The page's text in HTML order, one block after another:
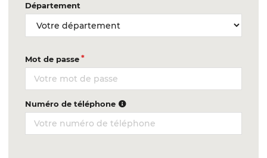
Département
Mot de passe
Numéro de téléphone